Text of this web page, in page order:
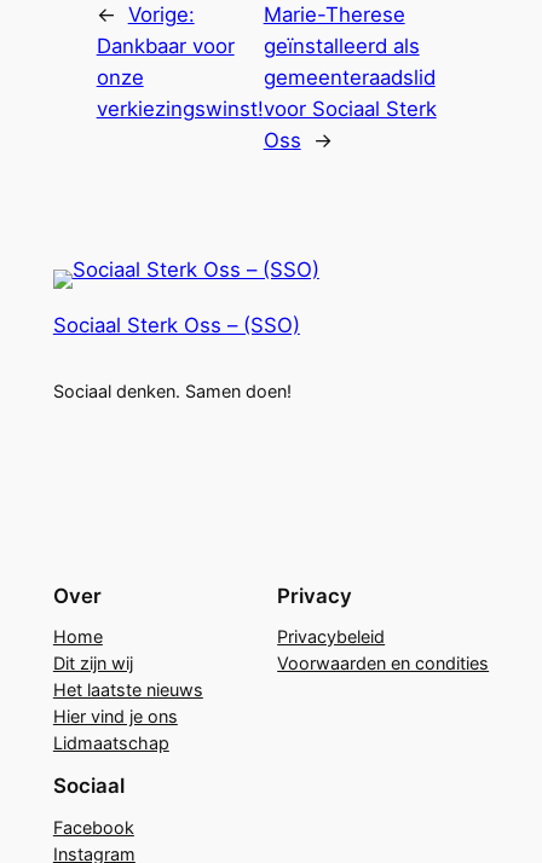
← Vorige:
Dankbaar voor
onze
verkiezingswinst!
Marie-Therese
geïnstalleerd als
gemeenteraadslid
voor Sociaal Sterk
Oss
→
Sociaal Sterk Oss – (SSO)
Sociaal denken. Samen doen!
Over
Home
Dit zijn wij
Het laatste nieuws
Hier vind je ons
Lidmaatschap
Privacy
Privacybeleid
Voorwaarden en condities
Sociaal
Facebook
Instagram